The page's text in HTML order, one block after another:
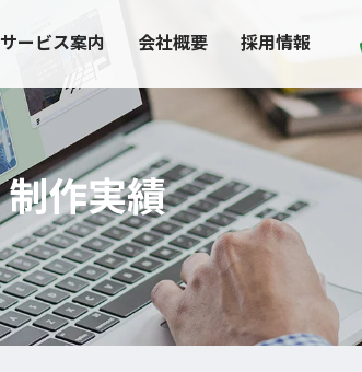
サービス案内 会社概要 採用情報
制作実績